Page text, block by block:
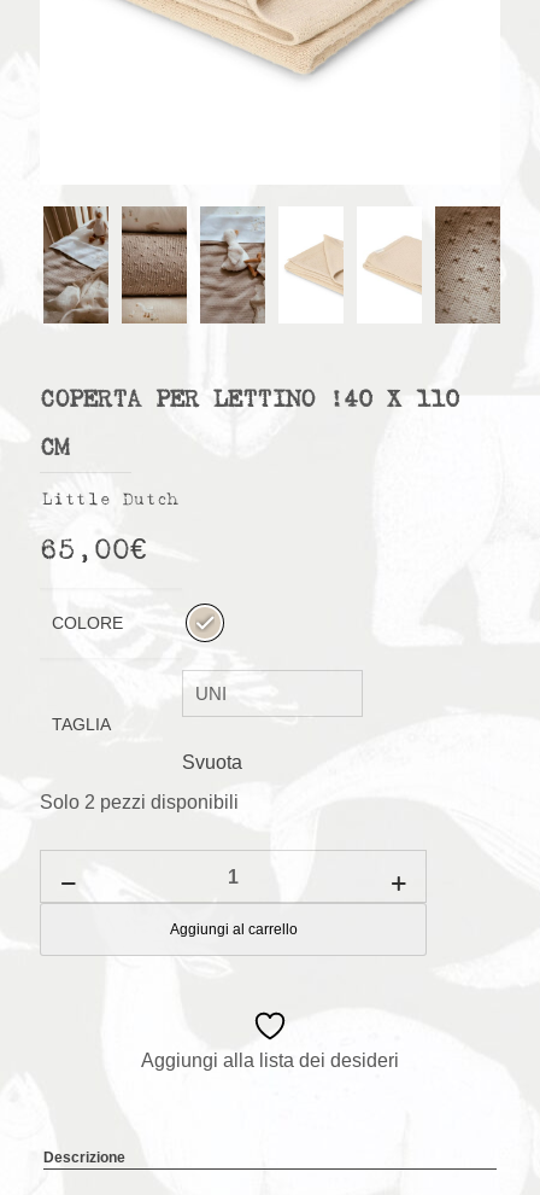
COPERTA PER LETTINO !40 X 110
CM
Little Dutch
65,00€
COLORE
TAGLIA
Svuota
Solo 2 pezzi disponibili
lettino
x
Aggiungi al carrello
Aggiungi alla lista dei desideri
Descrizione